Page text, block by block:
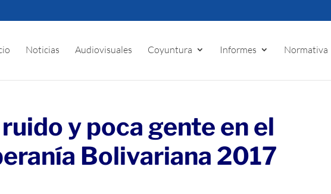
Noticias Audiovisuales Coyuntura Informes Normativa
y poca gente en el
Bolivariana 2017